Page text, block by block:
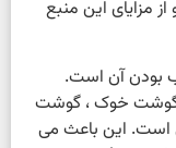
مزایای این منبع
بودن آن است.
گوشت خوک ، گوشت
است. این باعث می